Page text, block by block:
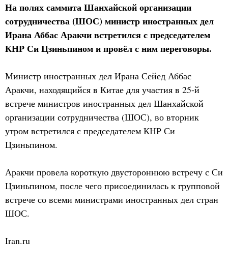
На полях саммита Шанхайской организации
сотрудничества (ШОС) министр иностранных дел
Ирана Аббас Аракчи встретился с председателем
КНР Си Цзиньпином и провёл с ним переговоры.
Министр иностранных дел Ирана Сейед Аббас
Аракчи, находящийся в Китае для участия в 25-й
встрече министров иностранных дел Шанхайской
организации сотрудничества (ШОС), во вторник
утром встретился с председателем КНР Си
Цзиньпином.
Аракчи провела короткую двустороннюю встречу с Си
Цзиньпином, после чего присоединилась к групповой
встрече со всеми министрами иностранных дел стран
ШОС.
Iran.ru